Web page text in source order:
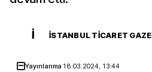
İ İSTANBUL TICARET
Yayınlanma 18.03.2024, 13:44